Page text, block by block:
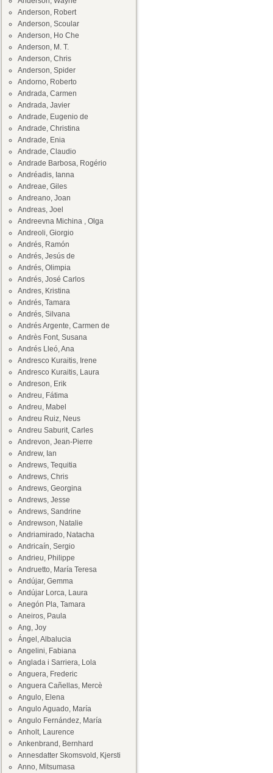
Anderson, Robert
Anderson, Scoular
Anderson, Ho Che
Anderson, M. T.
Anderson, Chris
Anderson, Spider
Andorno, Roberto
Andrada, Carmen
Andrada, Javier
Andrade, Eugenio de
Andrade, Christina
Andrade, Enia
Andrade, Claudio
Andrade Barbosa, Rogério
Andréadis, Ianna
Andreae, Giles
Andreano, Joan
Andreas, Joel
Andreevna Michina , Olga
Andreoli, Giorgio
Andrés, Ramón
Andrés, Jesús de
Andrés, Olimpia
Andrés, José Carlos
Andres, Kristina
Andrés, Tamara
Andrés, Silvana
Andrés Argente, Carmen de
Andrès Font, Susana
Andrés Lleó, Ana
Andresco Kuraitis, Irene
Andresco Kuraitis, Laura
Andreson, Erik
Andreu, Fátima
Andreu, Mabel
Andreu Ruiz, Neus
Andreu Saburit, Carles
Andrevon, Jean-Pierre
Andrew, Ian
Andrews, Tequitia
Andrews, Chris
Andrews, Georgina
Andrews, Jesse
Andrews, Sandrine
Andrewson, Natalie
Andriamirado, Natacha
Andricaín, Sergio
Andrieu, Philippe
Andruetto, María Teresa
Andújar, Gemma
Andújar Lorca, Laura
Anegón Pla, Tamara
Aneiros, Paula
Ang, Joy
Ángel, Albalucia
Angelini, Fabiana
Anglada i Sarriera, Lola
Anguera, Frederic
Anguera Cañellas, Mercè
Angulo, Elena
Angulo Aguado, María
Angulo Fernández, María
Anholt, Laurence
Ankenbrand, Bernhard
Annesdatter Skomsvold, Kjersti
Anno, Mitsumasa